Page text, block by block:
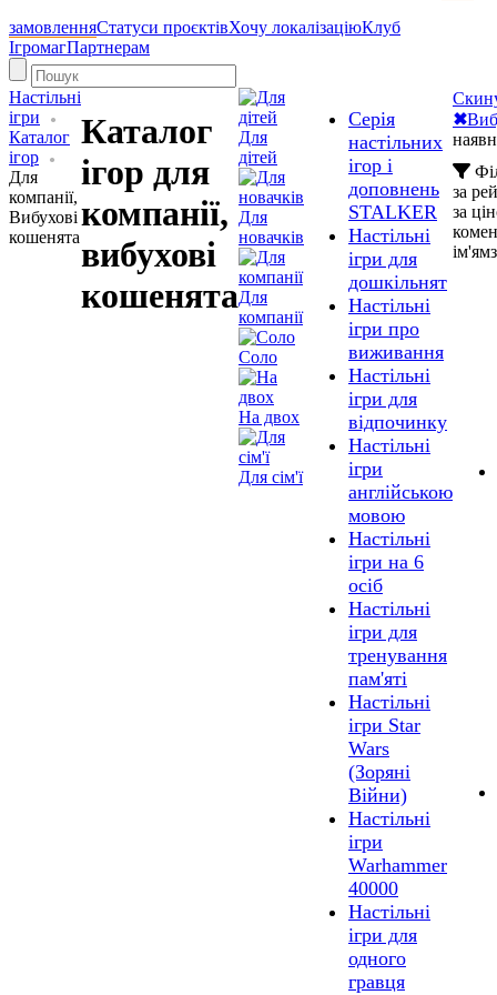
замовленняСтатуси проєктівХочу локалізаціюКлуб
ІгромагПартнерам
Настільні
ігри
Каталог
ігор
Для
компанії,
Вибухові
кошенята
Каталог
ігор для
компанії,
вибухові
кошенята
Для
дітей
Для
новачків
Для
компанії
Соло
На двох
Для сім'ї
Серія
настільних
ігор і
доповнень
STALKER
Настільні
ігри для
дошкільнят
Настільні
ігри про
виживання
Настільні
ігри для
відпочинку
Настільні
ігри
англійською
мовою
Настільні
ігри на 6
осіб
Настільні
ігри для
тренування
пам'яті
Настільні
ігри Star
Wars
(Зоряні
Війни)
Настільні
ігри
Warhammer
40000
Настільні
ігри для
одного
гравця
✖
за
за
ім'ям